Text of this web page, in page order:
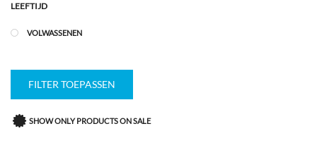
LEEFTIJD
VOLWASSENEN
FILTER TOEPASSEN
SHOW ONLY PRODUCTS ON SALE